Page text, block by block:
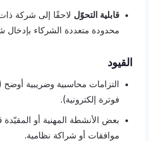
قابلية التحوّل لاحقًا إلى شركة
محدودة متعددة الشركاء بإدخال
القيود
التزامات محاسبية وضريبية أوضح
فوترة إلكترونية).
بعض الأنشطة المهنية أو
موافقات أو شراكة نظامية.